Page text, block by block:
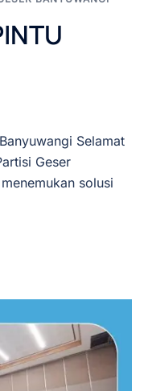
Selamat
Geser
solusi